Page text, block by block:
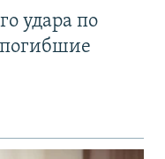
удара по
погибшие